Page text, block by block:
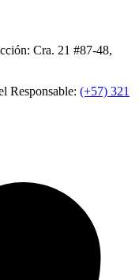
Cra. 21 #87-48,
Responsable: (+57) 321